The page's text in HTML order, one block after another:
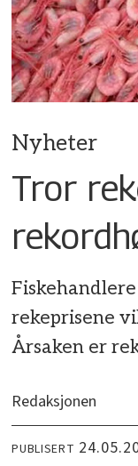
Nyheter
Tror
rekeprisene
Årsaken er
Redaksjonen
PUBLISERT